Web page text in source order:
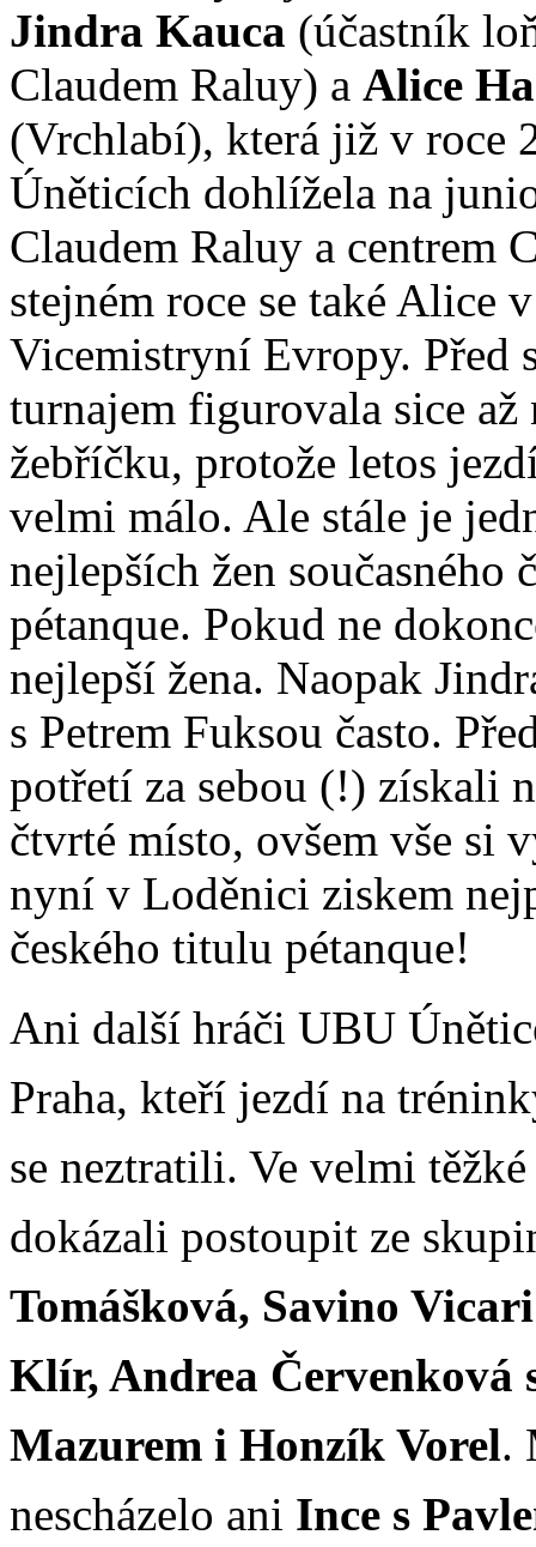
Jindra Kauca (účastník
Claudem Raluy) a Alice
(Vrchlabí), která již v roce
Úněticích dohlížela na
Claudem Raluy a centrem
stejném roce se také Alice
Vicemistryní Evropy. Před
turnajem figurovala sice až
žebříčku, protože letos
velmi málo. Ale stále je
nejlepších žen současného
pétanque. Pokud ne
nejlepší žena. Naopak
s Petrem Fuksou často.
potřetí za sebou (!) získali
čtvrté místo, ovšem vše si
nyní v Loděnici ziskem
českého titulu pétanque!
Ani další hráči UBU
Praha, kteří jezdí na
se neztratili. Ve velmi
dokázali postoupit ze
Tomášková, Savino
Klír, Andrea Červenková
Mazurem i Honzík Vorel.
nescházelo ani Ince s